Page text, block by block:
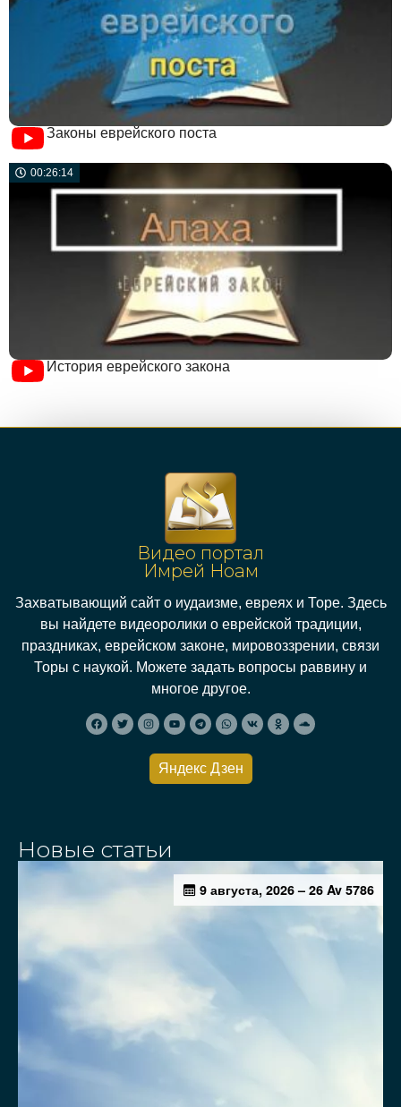
Законы еврейского поста
00:26:14
История еврейского закона
Видео портал
Имрей Ноам
Захватывающий сайт о иудаизме, евреях и Торе. Здесь
вы найдете видеоролики о еврейской традиции,
праздниках, еврейском законе, мировоззрении, связи
Торы с наукой. Можете задать вопросы раввину и
многое другое.
Яндекс Дзен
Новые статьи